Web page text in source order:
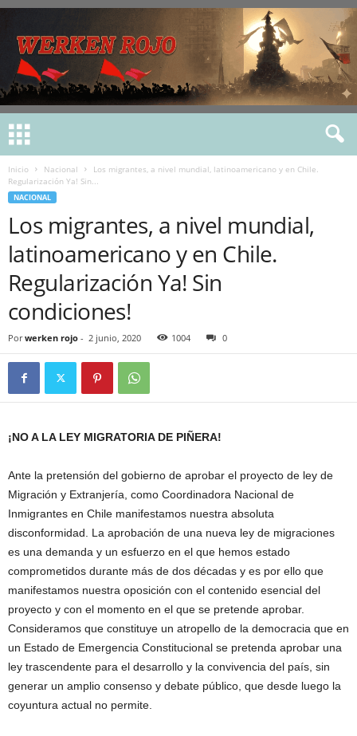
Inicio Nacional
Los migrantes, a nivel mundial, latinoamericano y en Chile.
Regularización Ya! Sin...
NACIONAL
Los migrantes, a nivel mundial,
latinoamericano y en Chile.
Regularización Ya! Sin
condiciones!
Por werken rojo - 2 junio, 2020 1004 0
¡NO A LA LEY MIGRATORIA DE PIÑERA!
Ante la pretensión del gobierno de aprobar el proyecto de ley de
Migración y Extranjería, como Coordinadora Nacional de
Inmigrantes en Chile manifestamos nuestra absoluta
disconformidad. La aprobación de una nueva ley de migraciones
es una demanda y un esfuerzo en el que hemos estado
comprometidos durante más de dos décadas y es por ello que
manifestamos nuestra oposición con el contenido esencial del
proyecto y con el momento en el que se pretende aprobar.
Consideramos que constituye un atropello de la democracia que en
un Estado de Emergencia Constitucional se pretenda aprobar una
ley trascendente para el desarrollo y la convivencia del país, sin
generar un amplio consenso y debate público, que desde luego la
coyuntura actual no permite.